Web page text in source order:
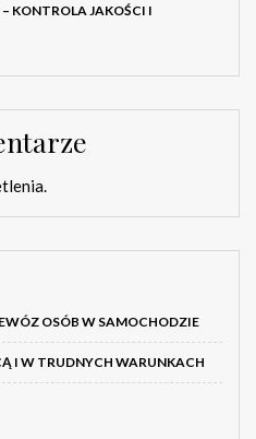
KONTROLA JAKOŚCI I
OSÓB W SAMOCHODZIE
I W TRUDNYCH WARUNKACH